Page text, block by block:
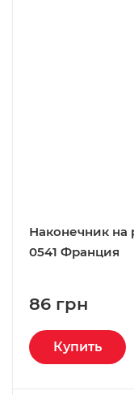
Наконечник
0541 Франция
86 грн
Купить